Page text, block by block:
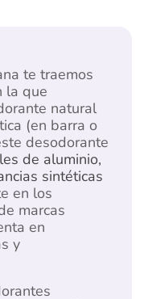
te traemos
la que
natural
(en barra o
desodorante
de aluminio,
sintéticas
en los
marcas
en
y